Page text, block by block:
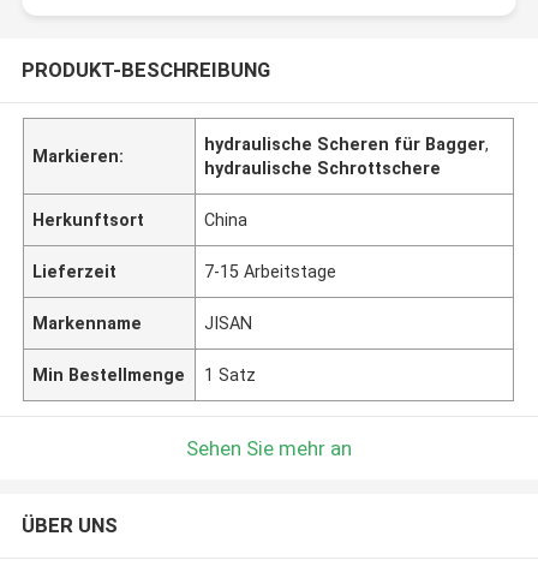
PRODUKT-BESCHREIBUNG
Markieren:
hydraulische Scheren für Bagger,
hydraulische Schrottschere
Herkunftsort China
Lieferzeit 7-15 Arbeitstage
Markenname JISAN
Min Bestellmenge 1 Satz
Sehen Sie mehr an
ÜBER UNS